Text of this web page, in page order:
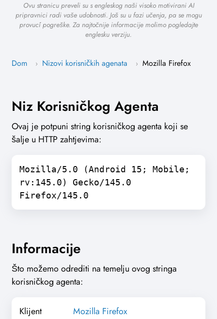
Ovu stranicu preveli su s engleskog naši visoko motivirani AI
pripravnici radi vaše udobnosti. Još su u fazi učenja, pa se mogu
provući pogreške. Za najtočnije informacije molimo pogledajte
englesku verziju.
Dom › Nizovi korisničkih agenata › Mozilla Firefox
Niz Korisničkog Agenta
Ovaj je potpuni string korisničkog agenta koji se
šalje u HTTP zahtjevima:
Mozilla/5.0 (Android 15; Mobile;
rv:145.0) Gecko/145.0
Firefox/145.0
Informacije
Što možemo odrediti na temelju ovog stringa
korisničkog agenta:
Klijent Mozilla Firefox